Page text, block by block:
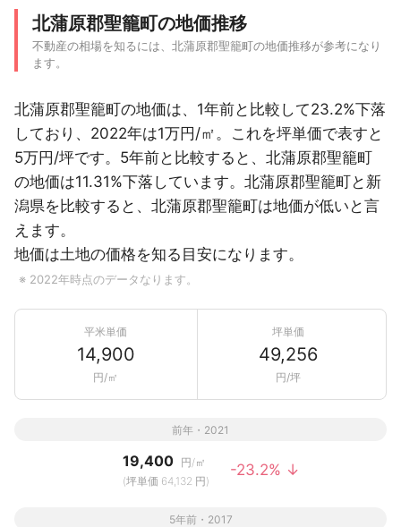
北蒲原郡聖籠町の地価推移
不動産の相場を知るには、北蒲原郡聖籠町の地価推移が参考になり
ます。
北蒲原郡聖籠町の地価は、1年前と比較して23.2%下落
しており、2022年は1万円/㎡。これを坪単価で表すと
5万円/坪です。5年前と比較すると、北蒲原郡聖籠町
の地価は11.31%下落しています。北蒲原郡聖籠町と新
潟県を比較すると、北蒲原郡聖籠町は地価が低いと言
えます。
地価は土地の価格を知る目安になります。
※ 2022年時点のデータなります。
平米単価
14,900
円/㎡
坪単価
49,256
円/坪
前年・2021
19,400 円/㎡
(坪単価 64,132 円)
-23.2% ↓
5年前・2017